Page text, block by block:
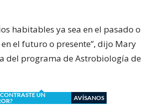
habitables ya sea en el pasado o
el futuro o presente”, dijo Mary
del programa de Astrobiología de
UN
AVÍSANOS